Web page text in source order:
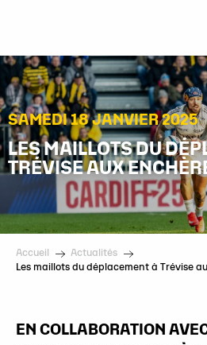
principal
SAMEDI 18 JANVIER 2025
LES MAILLOTS DU
TRÉVISE AUX
Accueil
Actualités
Les maillots du déplacement à Trévise
EN COLLABORATION